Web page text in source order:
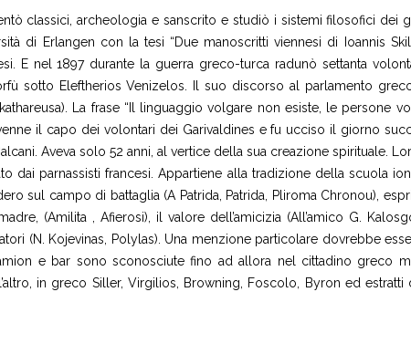
classici, archeologia e sanscrito e studiò i sistemi filosofici dei
di Erlangen con la tesi “Due manoscritti viennesi di Ioannis
E nel 1897 durante la guerra greco-turca radunò settanta
sotto Eleftherios Venizelos. Il suo discorso al parlamento
La frase “Il linguaggio volgare non esiste, le persone
il capo dei volontari dei Garivaldines e fu ucciso il giorno
Aveva solo 52 anni, al vertice della sua creazione spirituale.
parnassisti francesi. Appartiene alla tradizione della scuola
sul campo di battaglia (A Patrida, Patrida, Pliroma Chronou),
(Amilita , Afierosi), il valore dell’amicizia (All’amico G.
(N. Kojevinas, Polylas). Una menzione particolare dovrebbe
e bar sono sconosciute fino ad allora nel cittadino greco
in greco Siller, Virgilios, Browning, Foscolo, Byron ed estratti